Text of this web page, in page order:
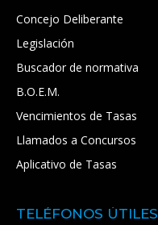
Concejo Deliberante
Legislación
Buscador de normativa
B.O.E.M.
Vencimientos de Tasas
Llamados a Concursos
Aplicativo de Tasas
TELÉFONOS ÚTILES